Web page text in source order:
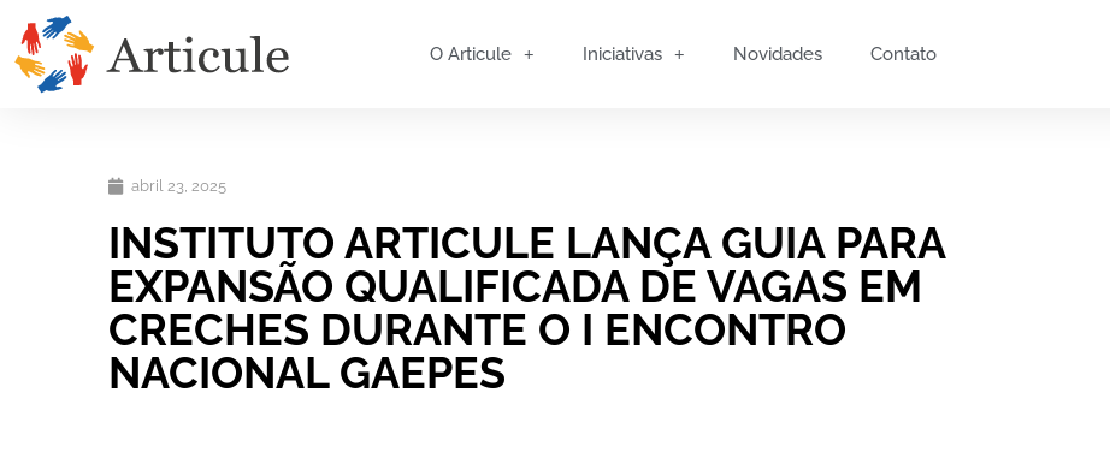
O Articule Iniciativas Novidades Contato
abril 23, 2025
INSTITUTO ARTICULE LANÇA GUIA PARA
EXPANSÃO QUALIFICADA DE VAGAS EM
CRECHES DURANTE O I ENCONTRO
NACIONAL GAEPES